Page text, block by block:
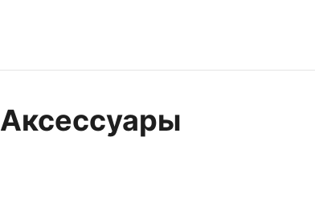
Аксессуары